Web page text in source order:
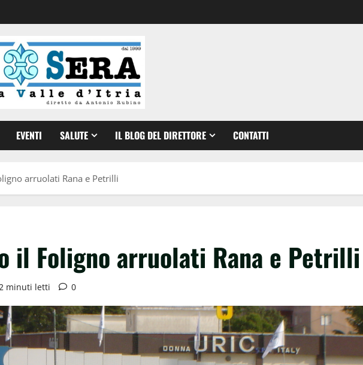
EVENTI SALUTE IL BLOG DEL DIRETTORE CONTATTI
arruolati Rana e Petrilli
il Foligno arruolati Rana e Petrilli
2 minuti letti 0